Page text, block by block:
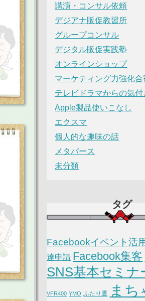
講演・コンサル依頼
デジアナ販促教習所
グループコンサル
デジタル販促実践塾
オンラインショップ
マーケティング力強化合
テレビドラマからの気付
Apple製品使いこなし
エクスマ
個人的な趣味の話
メタバース
未分類
タグ
Facebookイベント活
達申請 Facebook集客
SNS基本セミナ
VFR400 YMO ふたり鷹 まち